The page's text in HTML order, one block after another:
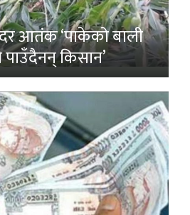
आतंक ‘पाकेको बाली
पाउँदैनन् किसान’